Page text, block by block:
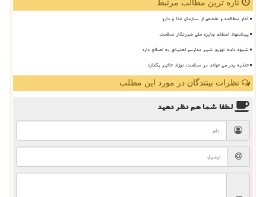
تازه ترین مطالب مرتبط
آغاز مطالعه و تفحص از سازمان غذا و دارو
پیشنهاد اعطای جایزه ملی خبرنگار سلامت
شیوه نامه توزیع شیر مدارس احتیاج به اصلاح دارد
تغذیه پدر می تواند بر سلامت نوزاد تاثیر بگذارد
نظرات بینندگان در مورد این مطلب
لطفا شما همنظر دهید